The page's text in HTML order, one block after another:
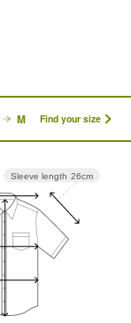
M Find your size
Sleeve length 26cm